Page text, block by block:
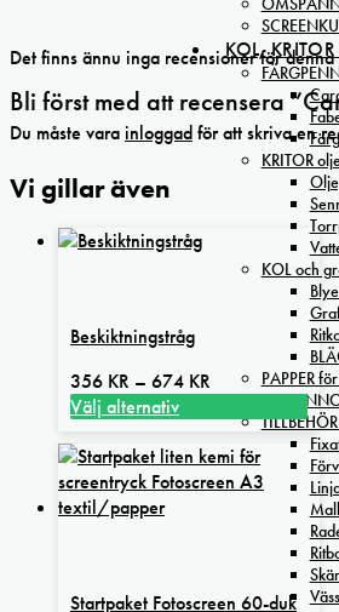
KOL,
KRITOR
KOL och
PAPPER
Det finns ännu inga recensioner för
Bli först med att recensera
Du måste varainloggadför att skriva en
Vi gillar även
Beskiktningstråg
356 KR – 674 KR Prisintervall:
674 kr
Välj alternativ
här
produkten
har
Startpaket Fotoscreen 60-duk